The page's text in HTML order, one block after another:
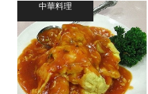
中華料理